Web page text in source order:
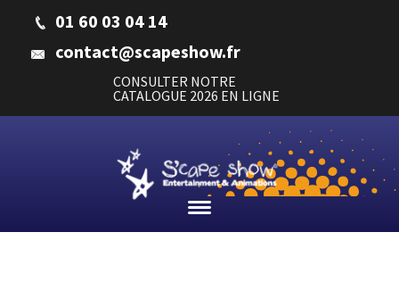
01 60 03 04 14
contact@scapeshow.fr
CONSULTER NOTRE
CATALOGUE 2026 EN LIGNE